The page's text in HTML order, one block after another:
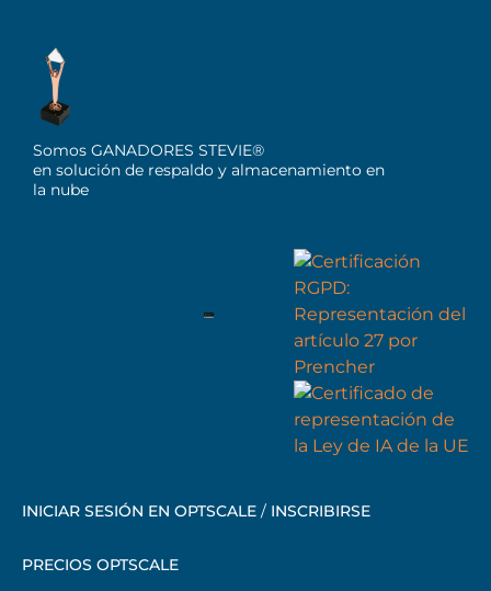
Somos GANADORES STEVIE®
en solución de respaldo y almacenamiento en
la nube
INICIAR SESIÓN EN OPTSCALE / INSCRIBIRSE
PRECIOS OPTSCALE